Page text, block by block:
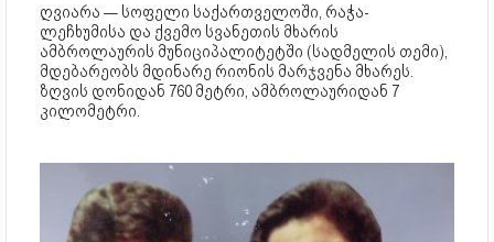
ღვიარა — სოფელი საქართველოში, რაჭა-
ლეჩხუმისა და ქვემო სვანეთის მხარის
ამბროლაურის მუნიციპალიტეტში (სადმელის თემი),
მდებარეობს მდინარე რიონის მარჯვენა მხარეს.
ზღვის დონიდან 760 მეტრი, ამბროლაურიდან 7
კილომეტრი.